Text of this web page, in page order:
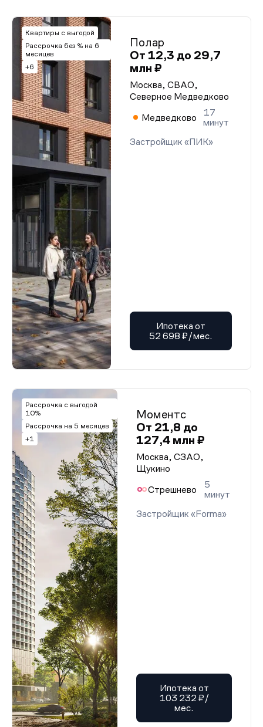
Квартиры с выгодой
Рассрочка без % на 6
месяцев
+6
Полар
От 12,3 до 29,7
млн ₽
Москва, СВАО,
Северное Медведково
Медведково
17
минут
Застройщик «ПИК»
Ипотека от
52 698 ₽/мес.
Рассрочка с выгодой
10%
Рассрочка на 5 месяцев
+1
Моментс
От 21,8 до
127,4 млн ₽
Москва, СЗАО,
Щукино
Стрешнево
5
минут
Застройщик «Forma»
Ипотека от
103 232 ₽/
мес.